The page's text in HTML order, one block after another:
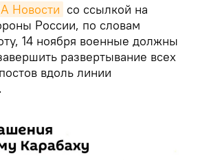
Новости со ссылкой на
России, по словам
14 ноября военные должны
развертывание всех
вдоль линии